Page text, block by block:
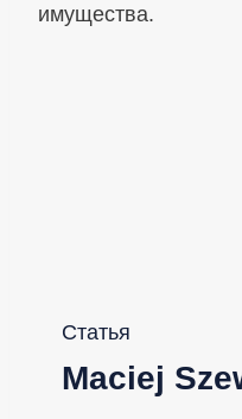
имущества.
Статья
Maciej